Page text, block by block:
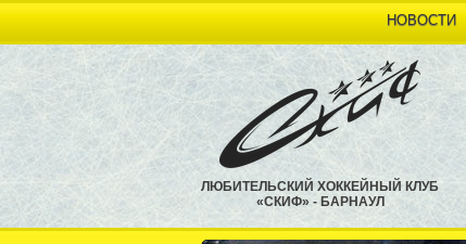
НОВОСТИ
ЛЮБИТЕЛЬСКИЙ ХОККЕЙНЫЙ КЛУБ
«СКИФ» - БАРНАУЛ